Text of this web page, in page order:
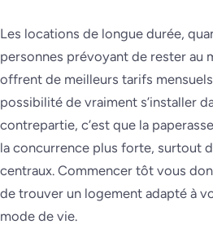
Les locations de longue durée,
personnes prévoyant de rester au
offrent de meilleurs tarifs
possibilité de vraiment s’installer
contrepartie, c’est que la
la concurrence plus forte, surtout
centraux. Commencer tôt vous
de trouver un logement adapté à
mode de vie.